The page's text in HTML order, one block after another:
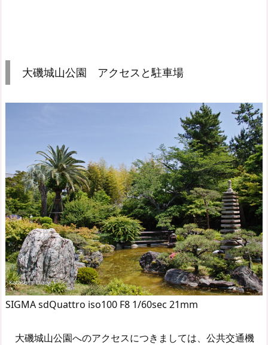
大磯城山公園 アクセスと駐車場
SIGMA sdQuattro iso100 F8 1/60sec 21mm
大磯城山公園へのアクセスにつきましては、公共交通機